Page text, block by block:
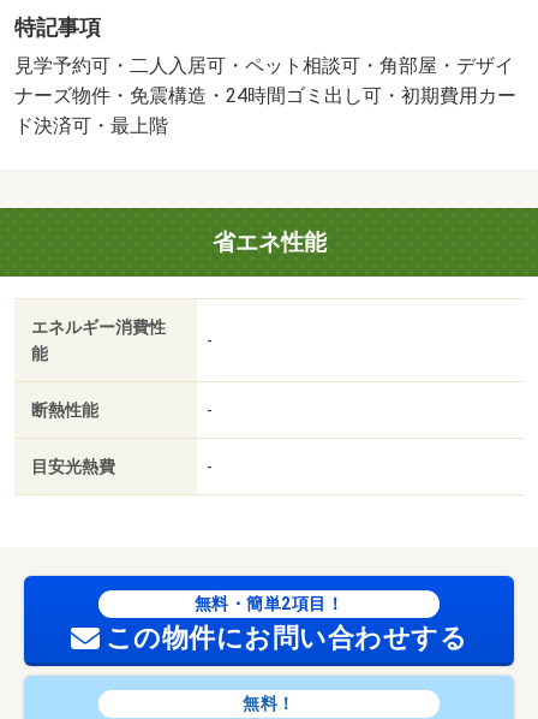
特記事項
見学予約可・二人入居可・ペット相談可・角部屋・デザイ
ナーズ物件・免震構造・24時間ゴミ出し可・初期費用カー
ド決済可・最上階
省エネ性能
エネルギー消費性
能
-
断熱性能 -
目安光熱費 -
無料・簡単2項目！
この物件にお問い合わせする
無料！